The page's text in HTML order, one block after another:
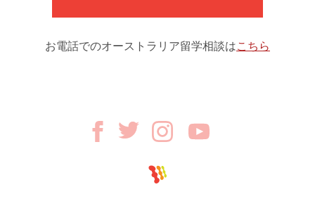
お電話でのオーストラリア留学相談はこちら